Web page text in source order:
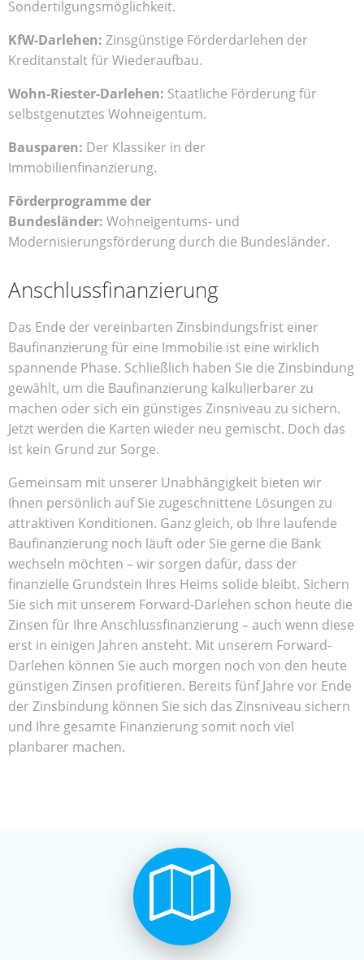
Sondertilgungsmöglichkeit.
KfW-Darlehen: Zinsgünstige Förderdarlehen der
Kreditanstalt für Wiederaufbau.
Wohn-Riester-Darlehen: Staatliche Förderung für
selbstgenutztes Wohneigentum.
Bausparen: Der Klassiker in der
Immobilienfinanzierung.
Förderprogramme der
Bundesländer: Wohneigentums- und
Modernisierungsförderung durch die Bundesländer.
Anschlussfinanzierung
Das Ende der vereinbarten Zinsbindungsfrist einer
Baufinanzierung für eine Immobilie ist eine wirklich
spannende Phase. Schließlich haben Sie die Zinsbindung
gewählt, um die Baufinanzierung kalkulierbarer zu
machen oder sich ein günstiges Zinsniveau zu sichern.
Jetzt werden die Karten wieder neu gemischt. Doch das
ist kein Grund zur Sorge.
Gemeinsam mit unserer Unabhängigkeit bieten wir
Ihnen persönlich auf Sie zugeschnittene Lösungen zu
attraktiven Konditionen. Ganz gleich, ob Ihre laufende
Baufinanzierung noch läuft oder Sie gerne die Bank
wechseln möchten – wir sorgen dafür, dass der
finanzielle Grundstein Ihres Heims solide bleibt. Sichern
Sie sich mit unserem Forward-Darlehen schon heute die
Zinsen für Ihre Anschlussfinanzierung – auch wenn diese
erst in einigen Jahren ansteht. Mit unserem Forward-
Darlehen können Sie auch morgen noch von den heute
günstigen Zinsen profitieren. Bereits fünf Jahre vor Ende
der Zinsbindung können Sie sich das Zinsniveau sichern
und Ihre gesamte Finanzierung somit noch viel
planbarer machen.